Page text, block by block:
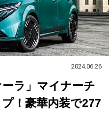
2024.06.26
ーラ」マイナーチ
！豪華内装で277